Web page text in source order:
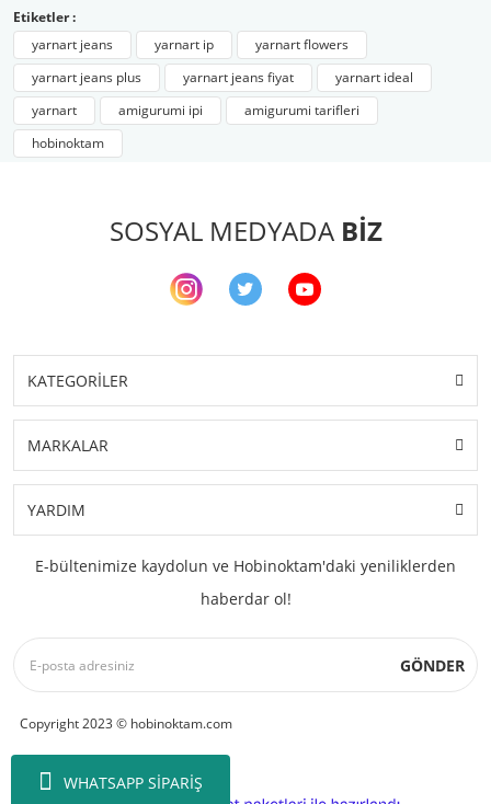
WHATSAPP SİPARİŞ
Etiketler :
yarnart jeans
yarnart ip
yarnart flowers
yarnart jeans plus
yarnart jeans fiyat
yarnart ideal
yarnart
amigurumi ipi
amigurumi tarifleri
hobinoktam
SOSYAL MEDYADA BİZ
KATEGORİLER
MARKALAR
YARDIM
E-bültenimize kaydolun ve Hobinoktam'daki yeniliklerden
haberdar ol!
GÖNDER
Copyright 2023 © hobinoktam.com